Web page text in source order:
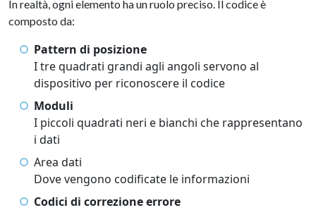
In realtà, ogni elemento ha un ruolo preciso. Il codice è
composto da:
Pattern di posizione
I tre quadrati grandi agli angoli servono al
dispositivo per riconoscere il codice
Moduli
I piccoli quadrati neri e bianchi che rappresentano
i dati
Area dati
Dove vengono codificate le informazioni
Codici di correzione errore